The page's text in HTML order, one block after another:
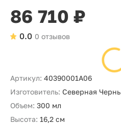
86 710 ₽
0 отзывов
0.0
Артикул: 40390001А06
Изготовитель: Северная Чернь
Объем: 300 мл
Высота: 16,2 см